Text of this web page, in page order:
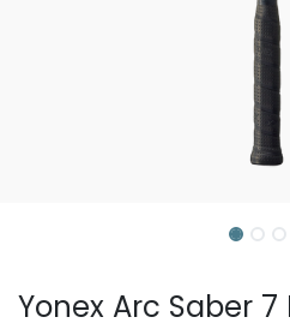
Yonex Arc Saber 7